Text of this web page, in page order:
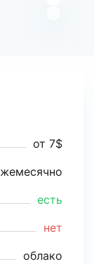
от 7$
есть
нет
облако